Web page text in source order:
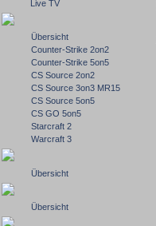
Live TV
Übersicht
Counter-Strike 2on2
Counter-Strike 5on5
CS Source 2on2
CS Source 3on3 MR15
CS Source 5on5
CS GO 5on5
Starcraft 2
Warcraft 3
Übersicht
Übersicht